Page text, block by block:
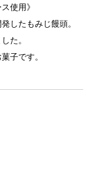
使用》
したもみじ饅頭。
た。
子です。